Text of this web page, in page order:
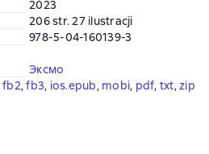
2023
206 str. 27 ilustracji
978-5-04-160139-3
Эксмо
fb2, fb3, ios.epub, mobi, pdf, txt, zip